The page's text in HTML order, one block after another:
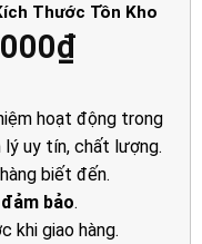
Thước Tồn Kho
₫Giá
tại
là:
hoạt động trong
uy tín, chất lượng.
biết đến.
bảo.
khi giao hàng.